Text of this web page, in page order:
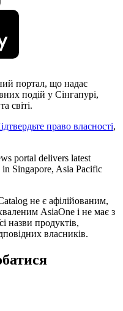
портал, що надає
подій у Сінгапурі,
світі.
право власності,
portal delivers latest
in Singapore, Asia Pacific
не є афілійованим,
AsiaOne і не має з
назви продуктів,
власників.